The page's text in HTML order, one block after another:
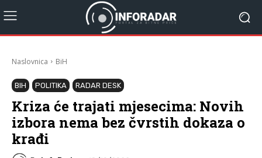
Naslovnica BiH
BIH POLITIKA RADAR DESK
Kriza će trajati mjesecima: Novih
izbora nema bez čvrstih dokaza o
krađi